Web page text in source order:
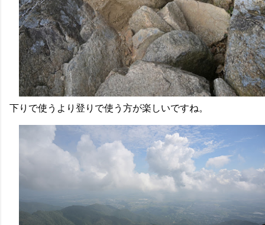
下りで使うより登りで使う方が楽しいですね。